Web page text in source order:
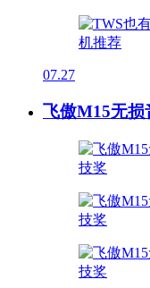
07.27
飞傲M15无损